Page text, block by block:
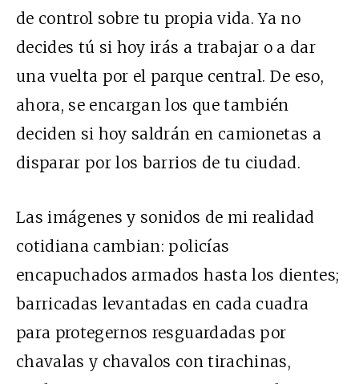
de control sobre tu propia vida. Ya no
decides tú si hoy irás a trabajar o a dar
una vuelta por el parque central. De eso,
ahora, se encargan los que también
deciden si hoy saldrán en camionetas a
disparar por los barrios de tu ciudad.
Las imágenes y sonidos de mi realidad
cotidiana cambian: policías
encapuchados armados hasta los dientes;
barricadas levantadas en cada cuadra
para protegernos resguardadas por
chavalas y chavalos con tirachinas,